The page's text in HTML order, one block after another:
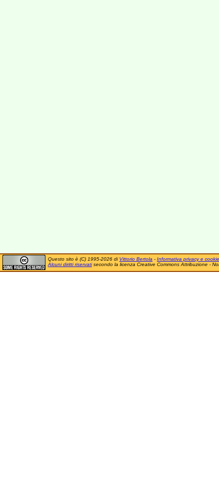
Questo sito è (C) 1995-2026 di Vittorio Bertola - Informativa privacy e cookie
Alcuni diritti riservatisecondo la licenza Creative Commons Attribuzione -